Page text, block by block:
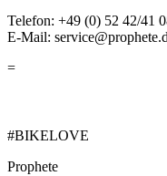
Telefon: +49 (0) 52 42/41
E-Mail:
=
#BIKELOVE
Prophete